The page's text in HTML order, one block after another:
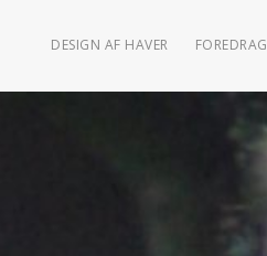
DESIGN AF HAVER FOREDRAG